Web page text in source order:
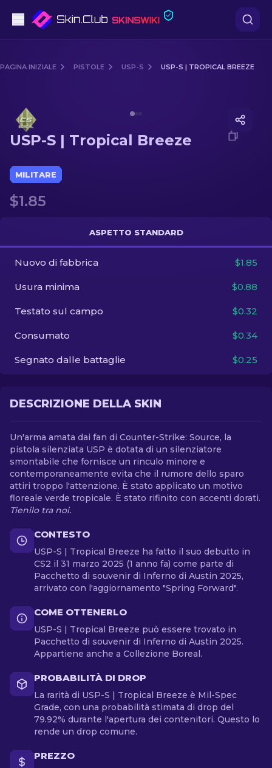
Fucile di precisione
Coltelli
Guanto
Altro
PAGINA INIZIALE PISTOLE USP-S USP-S | TROPICAL BREEZE
USP-S | Tropical Breeze
MILITARE
$1.85
ASPETTO STANDARD
Nuovo di fabbrica $1.85
Usura minima $0.88
Testato sul campo $0.32
Consumato $0.34
Segnato dalle battaglie $0.25
DESCRIZIONE DELLA SKIN
Un'arma amata dai fan di Counter-Strike: Source, la
pistola silenziata USP è dotata di un silenziatore
smontabile che fornisce un rinculo minore e
contemporaneamente evita che il rumore dello sparo
attiri troppo l'attenzione. È stato applicato un motivo
floreale verde tropicale. È stato rifinito con accenti dorati.
Tienilo tra noi.
CONTESTO
USP-S | Tropical Breeze ha fatto il suo debutto in
CS2 il 31 marzo 2025 (1 anno fa) come parte di
Pacchetto di souvenir di Inferno di Austin 2025,
arrivato con l'aggiornamento "Spring Forward".
COME OTTENERLO
USP-S | Tropical Breeze può essere trovato in
Pacchetto di souvenir di Inferno di Austin 2025.
Appartiene anche a Collezione Boreal.
PROBABILITÀ DI DROP
La rarità di USP-S | Tropical Breeze è Mil-Spec
Grade, con una probabilità stimata di drop del
79.92% durante l'apertura dei contenitori. Questo lo
rende un drop comune.
PREZZO